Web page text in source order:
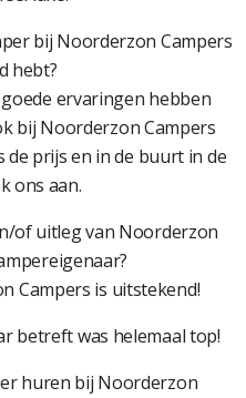
bij Noorderzon Campers
hebt?
ervaringen hebben
bij Noorderzon Campers
de prijs en in de buurt in de
ons aan.
of uitleg van Noorderzon
Campers is uitstekend!
betreft was helemaal top!
huren bij Noorderzon